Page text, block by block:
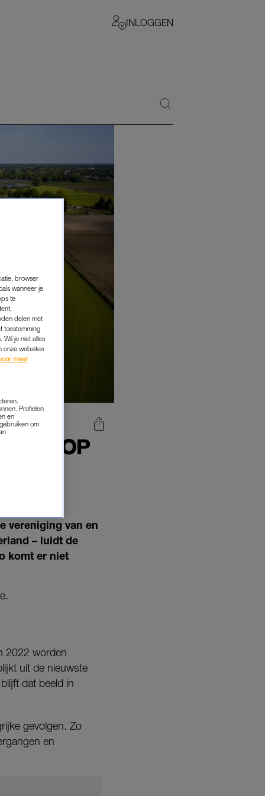
INLOGGEN
OP
vereniging van en
– luidt de
komt er niet
2022 worden
uit de nieuwste
dat beeld in
gevolgen. Zo
en
browser
wanneer je
te
delen met
toestemming
Wil je niet alles
onze websites
meer
Profielen
en
om